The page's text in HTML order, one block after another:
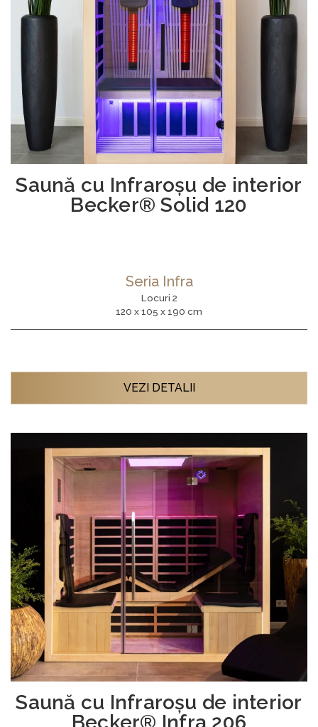
Saună cu Infraroşu de interior
Becker® Solid 120
Seria Infra
Locuri 2
120 x 105 x 190 cm
VEZI DETALII
Saună cu Infraroşu de interior